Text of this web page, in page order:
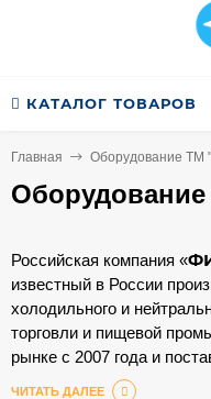
КАТАЛОГ ТОВАРОВ
Главная Оборудование ТМ
Российская компания «
известный в России
холодильного и
торговли и пищевой
рынке с 2007 года и
отечественных
ЧИТАТЬ ДАЛЕЕ